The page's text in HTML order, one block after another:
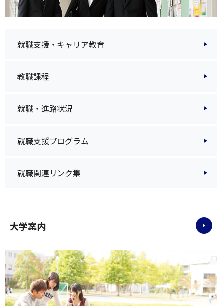
就職支援・キャリア教育
教職課程
就職・進路状況
就職支援プログラム
就職関連リンク集
大学案内